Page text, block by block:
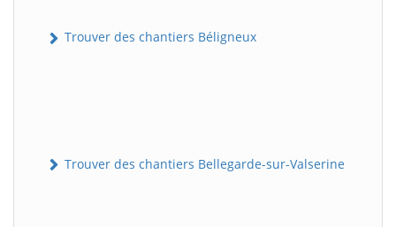
Trouver des chantiers Béligneux
Trouver des chantiers Bellegarde-sur-Valserine